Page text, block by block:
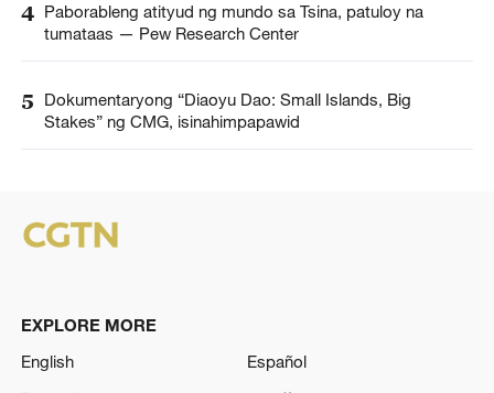
4 Paborableng atityud ng mundo sa Tsina, patuloy na
tumataas — Pew Research Center
5
Dokumentaryong “Diaoyu Dao: Small Islands, Big
Stakes” ng CMG, isinahimpapawid
EXPLORE MORE
English
Español